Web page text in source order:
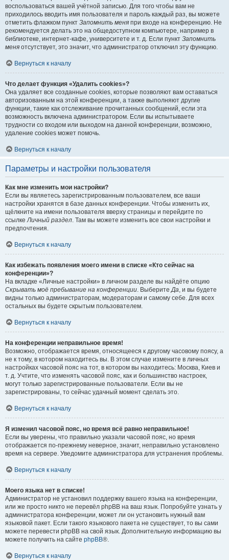
воспользоваться вашей учётной записью. Для того чтобы вам не
приходилось вводить имя пользователя и пароль каждый раз, вы можете
отметить флажком пункт Запомнить меня при входе на конференцию. Не
рекомендуется делать это на общедоступном компьютере, например в
библиотеке, интернет-кафе, университете и т. д. Если пункт Запомнить
меня отсутствует, это значит, что администратор отключил эту функцию.
Вернуться к началу
Что делает функция «Удалить cookies»?
Она удаляет все созданные cookies, которые позволяют вам оставаться
авторизованным на этой конференции, а также выполняют другие
функции, такие как отслеживание прочитанных сообщений, если эта
возможность включена администратором. Если вы испытываете
трудности со входом или выходом на данной конференции, возможно,
удаление cookies может помочь.
Вернуться к началу
Параметры и настройки пользователя
Как мне изменить мои настройки?
Если вы являетесь зарегистрированным пользователем, все ваши
настройки хранятся в базе данных конференции. Чтобы изменить их,
щёлкните на имени пользователя вверху страницы и перейдите по
ссылкеЛичный раздел. Там вы можете изменить все свои настройки и
предпочтения.
Вернуться к началу
Как избежать появления моего имени в списке «Кто сейчас на
конференции»?
На вкладке «Личные настройки» в личном разделе вы найдёте опцию
Скрывать моё пребывание на конференции. ВыберитеДа, и вы будете
видны только администраторам, модераторам и самому себе. Для всех
остальных вы будете скрытым пользователем.
Вернуться к началу
На конференции неправильное время!
Возможно, отображается время, относящееся к другому часовому поясу, а
не к тому, в котором находитесь вы. В этом случае измените в личных
настройках часовой пояс на тот, в котором вы находитесь: Москва, Киев и
т. д. Учтите, что изменять часовой пояс, как и большинство настроек,
могут только зарегистрированные пользователи. Если вы не
зарегистрированы, то сейчас удачный момент сделать это.
Вернуться к началу
Я изменил часовой пояс, но время всё равно неправильное!
Если вы уверены, что правильно указали часовой пояс, но время
отображается по-прежнему неверное, значит, неправильно установлено
время на сервере. Уведомите администратора для устранения проблемы.
Вернуться к началу
Моего языка нет в списке!
Администратор не установил поддержку вашего языка на конференции,
или же просто никто не перевёл phpBB на ваш язык. Попробуйте узнать у
администратора конференции, может ли он установить нужный вам
языковой пакет. Если такого языкового пакета не существует, то вы сами
можете перевести phpBB на свой язык. Дополнительную информацию вы
можете получить на сайте phpBB®.
Вернуться к началу